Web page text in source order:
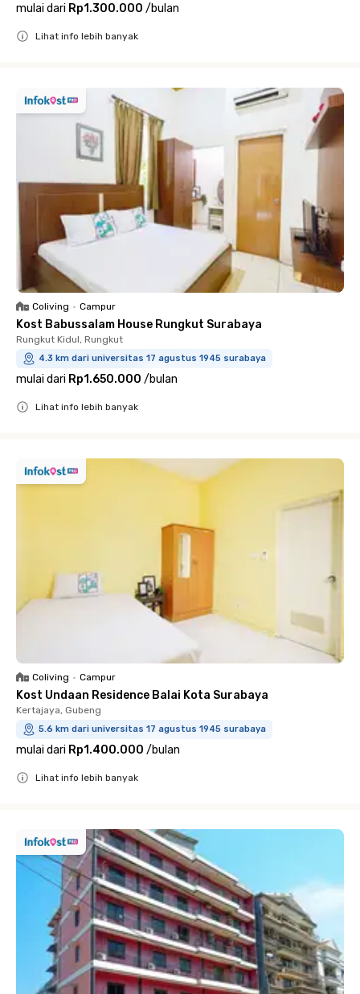
mulai dari Rp1.300.000 /bulan
Lihat info lebih banyak
Coliving • Campur
Kost Babussalam House Rungkut Surabaya
Rungkut Kidul, Rungkut
4.3 km dari universitas 17 agustus 1945 surabaya
mulai dari Rp1.650.000 /bulan
Lihat info lebih banyak
Coliving • Campur
Kost Undaan Residence Balai Kota Surabaya
Kertajaya, Gubeng
5.6 km dari universitas 17 agustus 1945 surabaya
mulai dari Rp1.400.000 /bulan
Lihat info lebih banyak